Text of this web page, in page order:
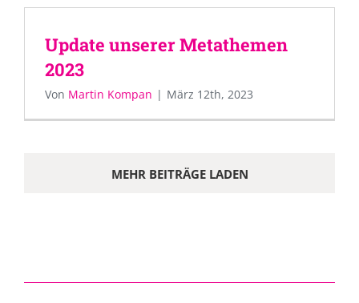
Update unserer Metathemen
2023
Von Martin Kompan | März 12th, 2023
MEHR BEITRÄGE LADEN